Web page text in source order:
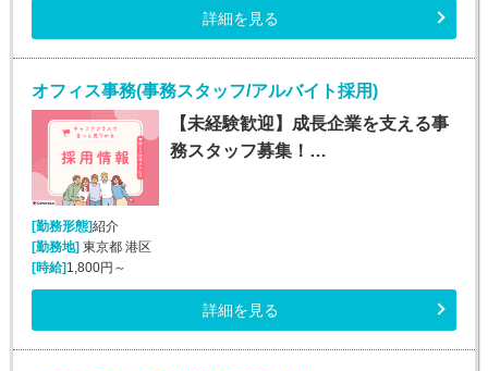
詳細を見る
オフィス事務(事務スタッフ/アルバイト採用)
【未経験歓迎】成長企業を支える事
務スタッフ募集！…
[勤務形態]紹介
[勤務地]東京都 港区
[時給]1,800円～
詳細を見る